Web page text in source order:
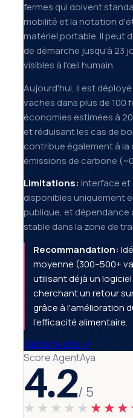
fermes qui doivent
mobilité et la notation
matériel portable. Il peut
de démarche jusqu'à 23
visibles à l'œil humain.
Aujourd'hui, il est
vaches dans plus de 100
économies estimées à
et réduisant les cas de
contribue également à la
émissions de carbone
Limitations: Interface
disponibles uniquement
publique, et
stable dans la zone de
Recommandation:
moyenne (300–500+
utilisant déjà un
cherchant un retour
grâce à l'amélioration
l'efficacité alimentaire.
Visiter le site ↗
Score AgentAya
4.2/ 5
★★★★★